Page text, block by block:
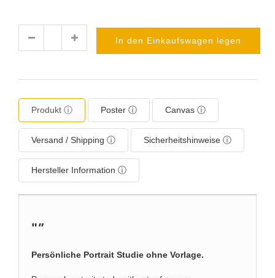
In den Einkaufswagen legen
Produkt ⓘ Poster ⓘ Canvas ⓘ
Versand / Shipping ⓘ Sicherheitshinweise ⓘ
Hersteller Information ⓘ
""
Persönliche Portrait Studie ohne Vorlage.